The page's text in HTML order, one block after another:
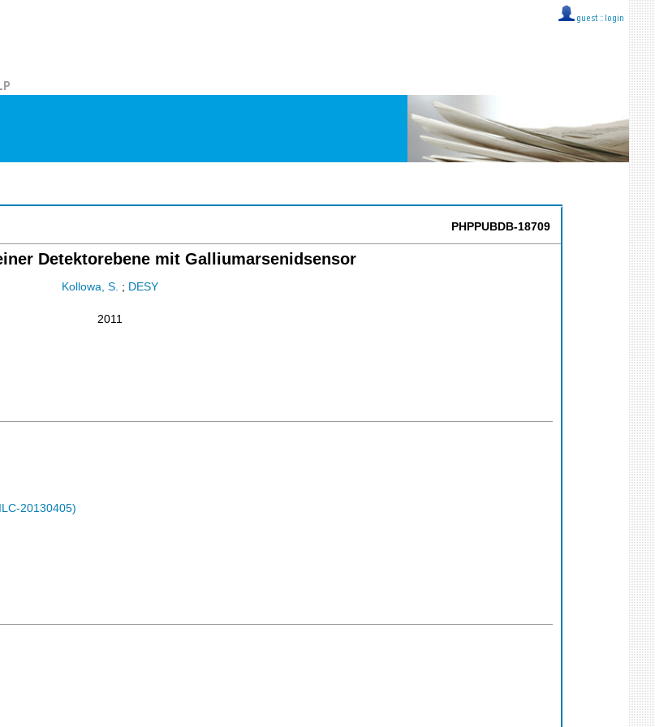
guest :: login
PHPPUBDB-18709
Detektorebene mit Galliumarsenidsensor
Kollowa, S. ; DESY
2011
20130405)